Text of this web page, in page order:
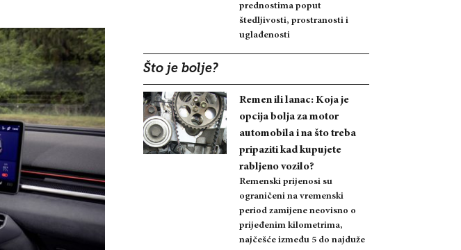
prednostima poput
štedljivosti, prostranosti i
uglađenosti
Što je bolje?
Remen ili lanac: Koja je
opcija bolja za motor
automobila i na što treba
pripaziti kad kupujete
rabljeno vozilo?
Remenski prijenosi su
ograničeni na vremenski
period zamijene neovisno o
prijeđenim kilometrima,
najčešće između 5 do najduže